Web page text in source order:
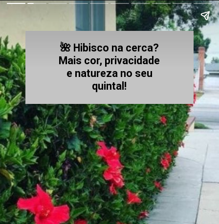
🌺 Hibisco na cerca?
Mais cor, privacidade
e natureza no seu
quintal !